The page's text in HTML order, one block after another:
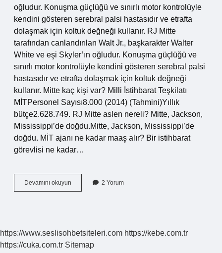
oğludur. Konuşma güçlüğü ve sınırlı motor kontrolüyle
kendini gösteren serebral palsi hastasıdır ve etrafta
dolaşmak için koltuk değneği kullanır. RJ Mitte
tarafından canlandırılan Walt Jr., başkarakter Walter
White ve eşi Skyler’ın oğludur. Konuşma güçlüğü ve
sınırlı motor kontrolüyle kendini gösteren serebral palsi
hastasıdır ve etrafta dolaşmak için koltuk değneği
kullanır. Mitte kaç kişi var? Milli İstihbarat Teşkilatı
MİTPersonel Sayısı8.000 (2014) (Tahmini)Yıllık
bütçe2.628.749. RJ Mitte aslen nereli? Mitte, Jackson,
Mississippi’de doğdu.Mitte, Jackson, Mississippi’de
doğdu. MİT ajanı ne kadar maaş alır? Bir istihbarat
görevlisi ne kadar…
Devamını okuyun
Mitte
2 Yorum
https://www.seslisohbetsiteleri.com https://kebe.com.tr
https://cuka.com.tr Sitemap